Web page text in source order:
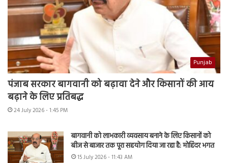
Punjab
पंजाब सरकार बागवानी को बढ़ावा देने और किसानों की आय
बढ़ाने के लिए प्रतिबद्ध
24 July 2026 - 1:45 PM
बागवानी को लाभकारी व्यवसाय बनाने के लिए किसानों को
बीज से बाजार तक पूरा सहयोग दिया जा रहा है: मोहिंदर भगत
15 July 2026 - 11:43 AM